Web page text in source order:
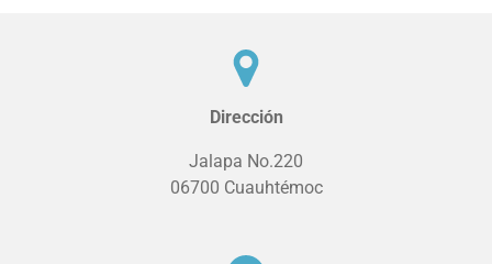
Dirección
Jalapa No.220
06700 Cuauhtémoc